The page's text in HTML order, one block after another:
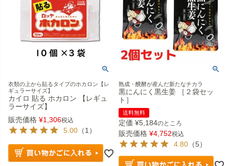
衣類の上から貼るタイプのホカロン【レ
ギュラーサイズ】
カイロ 貼る ホカロン 【レギュ
ラーサイズ】
販売価格 ¥1,306税込
5.00 （1）
熟成・醗酵が産んだ新たなチカラ
黒にんにく黒生姜 ［２袋セッ
ト］
送料無料
定価 ¥5,184のところ
販売価格 ¥4,752税込
4.80 （5）